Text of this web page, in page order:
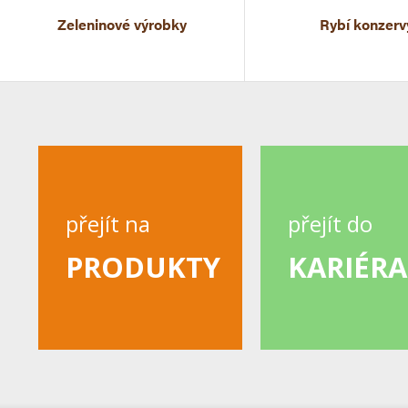
Zeleninové výrobky Rybí
přejít na
PRODUKTY
přejít do
KARIÉRA